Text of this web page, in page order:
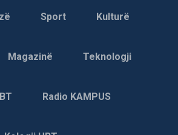
Sport Kulturë
Magazinë Teknologji
Radio KAMPUS